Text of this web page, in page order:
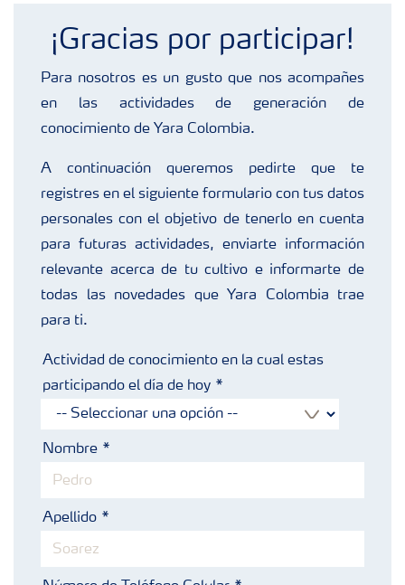
Portafolio de Agricultura Digital
Cultivos
Deficiencias
¡Gracias por participar!
Para nosotros es un gusto que nos acompañes
en las actividades de generación de
conocimiento de Yara Colombia.
A continuación queremos pedirte que te
registres en el siguiente formulario con tus datos
personales con el objetivo de tenerlo en cuenta
para futuras actividades, enviarte información
relevante acerca de tu cultivo e informarte de
todas las novedades que Yara Colombia trae
para ti.
Actividad de conocimiento en la cual estas
participando el día de hoy
Nombre
Apellido